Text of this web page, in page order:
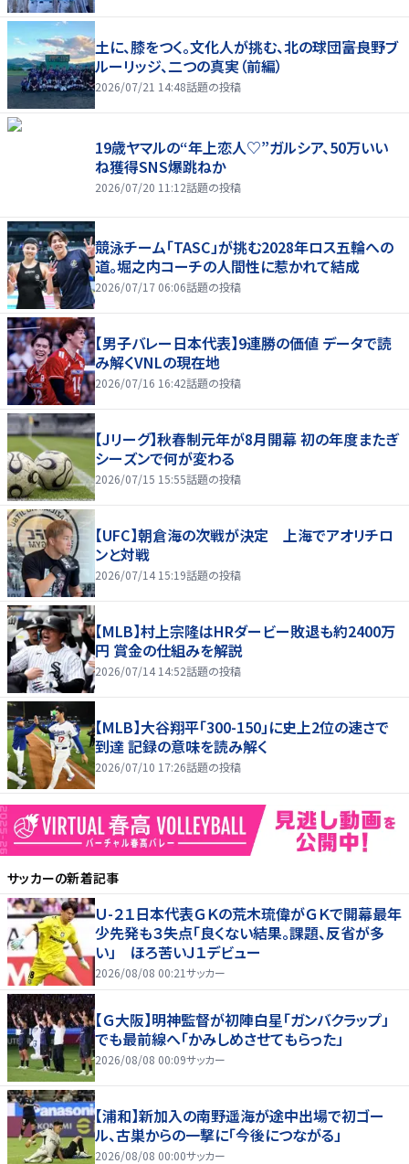
土に、膝をつく。文化人が挑む、北の球団――富良野ブ
ルーリッジ、二つの真実（前編）
2026/07/21 14:48話題の投稿
19歳ヤマルの“年上恋人♡”ガルシア、50万いい
ね獲得SNS爆跳ねか
2026/07/20 11:12話題の投稿
競泳チーム「TASC」が挑む2028年ロス五輪への
道。堀之内コーチの人間性に惹かれて結成
2026/07/17 06:06話題の投稿
【男子バレー日本代表】9連勝の価値 データで読
み解くVNLの現在地
2026/07/16 16:42話題の投稿
【Jリーグ】秋春制元年が8月開幕 初の年度またぎ
シーズンで何が変わる
2026/07/15 15:55話題の投稿
【UFC】朝倉海の次戦が決定 上海でアオリチロ
ンと対戦
2026/07/14 15:19話題の投稿
【MLB】村上宗隆はHRダービー敗退も約2400万
円 賞金の仕組みを解説
2026/07/14 14:52話題の投稿
【MLB】大谷翔平「300-150」に史上2位の速さで
到達 記録の意味を読み解く
2026/07/10 17:26話題の投稿
サッカーの新着記事
Ｕ-２１日本代表ＧＫの荒木琉偉がＧＫで開幕最年
少先発も３失点「良くない結果。課題、反省が多
い」 ほろ苦いＪ１デビュー
2026/08/08 00:21サッカー
【Ｇ大阪】明神監督が初陣白星「ガンバクラップ」
でも最前線へ「かみしめさせてもらった」
2026/08/08 00:09サッカー
【浦和】新加入の南野遥海が途中出場で初ゴー
ル、古巣からの一撃に「今後につながる」
2026/08/08 00:00サッカー